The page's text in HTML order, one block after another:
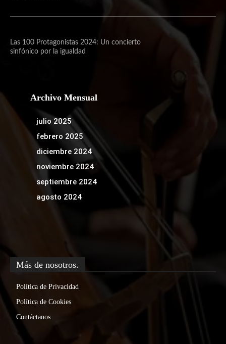
Las 100 Protagonistas 2024: Un concierto
sinfónico por la igualdad
Archivo Mensual
julio 2025
febrero 2025
diciembre 2024
noviembre 2024
septiembre 2024
agosto 2024
Más de nosotros.
Política de Privacidad
Política de Cookies
Contáctanos